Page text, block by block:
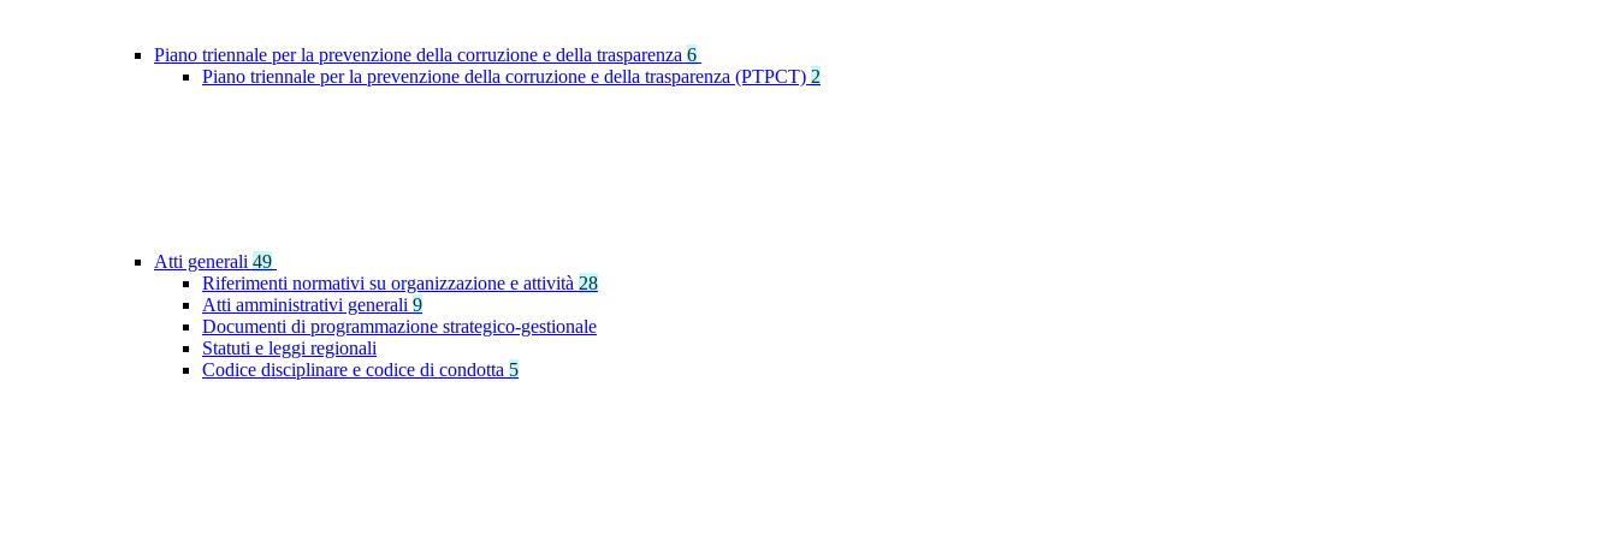
Piano triennale per la prevenzione della corruzione e della trasparenza 6
Piano triennale per la prevenzione della corruzione e della trasparenza (PTPCT) 2
Atti generali 49
Riferimenti normativi su organizzazione e attività 28
Atti amministrativi generali 9
Documenti di programmazione strategico-gestionale
Statuti e leggi regionali
Codice disciplinare e codice di condotta 5